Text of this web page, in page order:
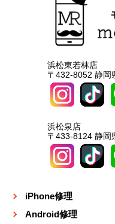
浜松東若林店
〒432-8052 静岡
浜松泉店
〒433-8124 静岡
iPhone修理
Android修理